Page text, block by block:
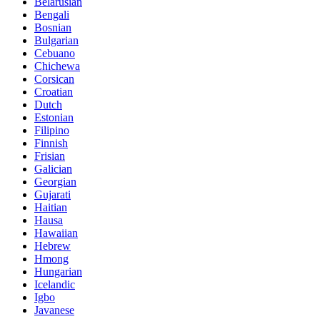
Bengali
Bosnian
Bulgarian
Cebuano
Chichewa
Corsican
Croatian
Dutch
Estonian
Filipino
Finnish
Frisian
Galician
Georgian
Gujarati
Haitian
Hausa
Hawaiian
Hebrew
Hmong
Hungarian
Icelandic
Igbo
Javanese